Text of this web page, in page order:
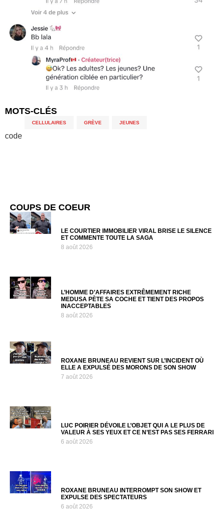
MOTS-CLÉS
CELLULAIRES GRÈVE JEUNES
code
COUPS DE COEUR
LE COURTIER IMMOBILIER VIRAL BRISE LE SILENCE
ET COMMENTE TOUTE LA SAGA
8 août 2026
L’HOMME D’AFFAIRES EXTRÊMEMENT RICHE
MEDUSA PÈTE SA COCHE ET TIENT DES PROPOS
INACCEPTABLES
8 août 2026
ROXANE BRUNEAU REVIENT SUR L’INCIDENT OÙ
ELLE A EXPULSÉ DES MORONS DE SON SHOW
7 août 2026
LUC POIRIER DÉVOILE L’OBJET QUI A LE PLUS DE
VALEUR À SES YEUX ET CE N’EST PAS SES FERRARI
6 août 2026
ROXANE BRUNEAU INTERROMPT SON SHOW ET
EXPULSE DES SPECTATEURS
6 août 2026